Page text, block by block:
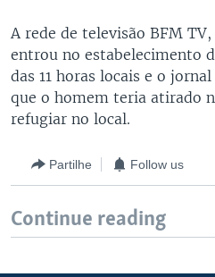
A rede de televisão BFM
entrou no estabelecimento
das 11 horas locais e o
que o homem teria atirado
refugiar no local.
Partilhe Follow us
Continue reading